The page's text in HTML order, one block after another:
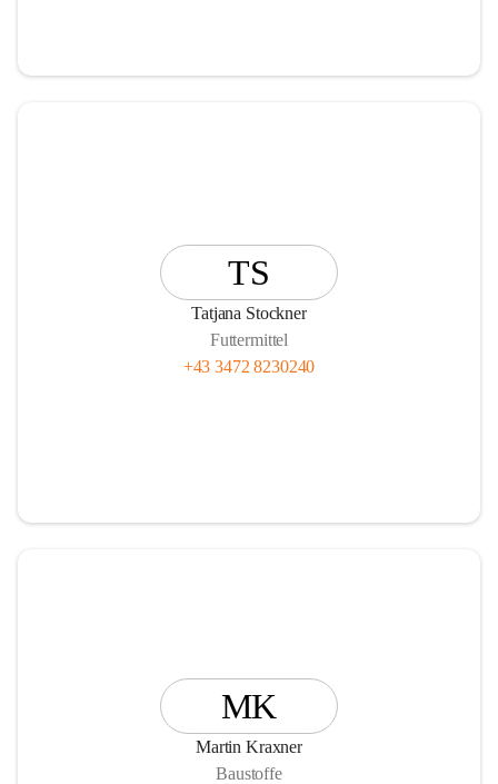
TS
Tatjana Stockner
Futtermittel
+43 3472 8230240
MK
Martin Kraxner
Baustoffe